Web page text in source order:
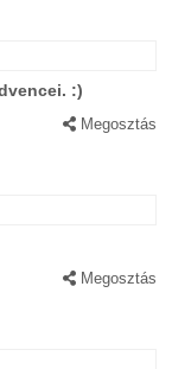
:)
Megosztás
Megosztás